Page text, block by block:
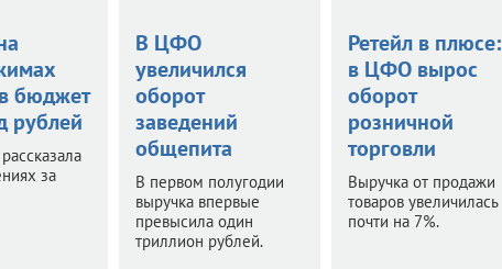
бюджет
рублей
за
В ЦФО
увеличился
оборот
заведений
общепита
В первом полугодии
выручка впервые
превысила один
триллион рублей.
Ретейл в плюсе:
в ЦФО вырос
оборот
розничной
торговли
Выручка от продажи
товаров увеличилась
почти на 7%.